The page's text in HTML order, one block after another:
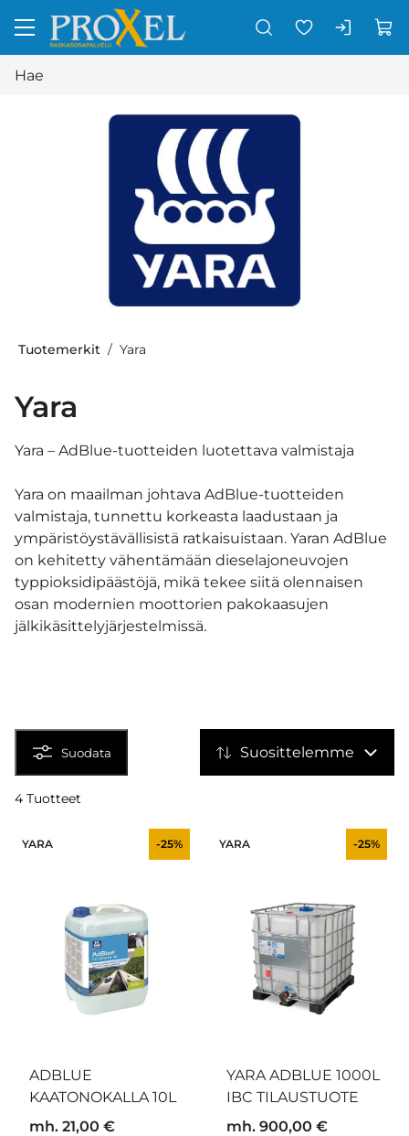
Siirry pääsisältöön
Tuotemerkit Yara
Yara
Yara – AdBlue-tuotteiden luotettava valmistaja
Yara on maailman johtava AdBlue-tuotteiden
valmistaja, tunnettu korkeasta laadustaan ja
ympäristöystävällisistä ratkaisuistaan. Yaran AdBlue
on kehitetty vähentämään dieselajoneuvojen
typpioksidipäästöjä, mikä tekee siitä olennaisen
osan modernien moottorien pakokaasujen
jälkikäsittelyjärjestelmissä.
Suodata Suosittelemme
4 Tuotteet
YARA -25%
ADBLUE
KAATONOKALLA 10L
mh. 21,00 €
YARA -25%
YARA ADBLUE 1000L
IBC TILAUSTUOTE
mh. 900,00 €